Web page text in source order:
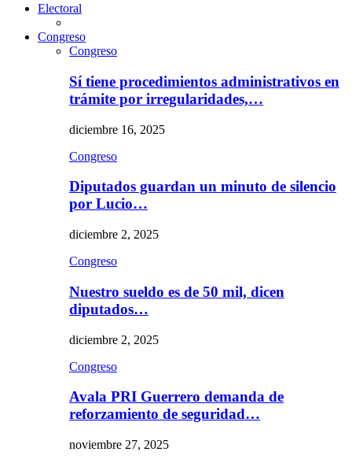
Electoral
Congreso
Congreso
Sí tiene procedimientos administrativos en
trámite por irregularidades,…
diciembre 16, 2025
Congreso
Diputados guardan un minuto de silencio
por Lucio…
diciembre 2, 2025
Congreso
Nuestro sueldo es de 50 mil, dicen
diputados…
diciembre 2, 2025
Congreso
Avala PRI Guerrero demanda de
reforzamiento de seguridad…
noviembre 27, 2025